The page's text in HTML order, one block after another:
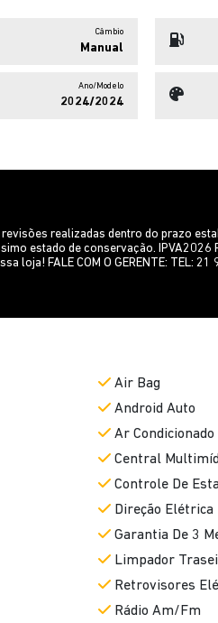
Câmbio
Manual
Ano/Modelo
2024/2024
revisões realizadas dentro do prazo
estado de conservação. IPVA2026
loja! FALE COM O GERENTE:
Air Bag
Android Auto
Ar Condicionado
Central
Controle De
Direção Elétrica
Garantia De 3
Limpador
Retrovisores
Rádio Am/Fm